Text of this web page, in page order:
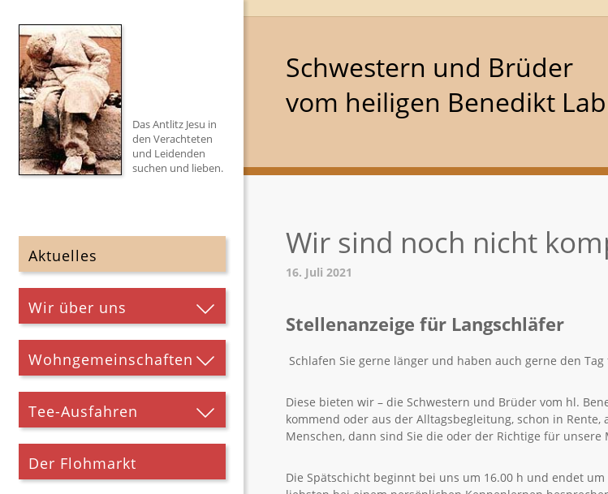
Das Antlitz Jesu in
den Verachteten
und Leidenden
suchen und lieben.
Aktuelles
Wir über uns
Wohngemeinschaften
Tee-Ausfahren
Der Flohmarkt
Schwestern und Brüder
vom heiligen Benedikt
Wir sind noch nicht
16. Juli 2021
Stellenanzeige für Langschläfer
Schlafen Sie gerne länger und haben auch gerne den
Diese bieten wir – die Schwestern und Brüder vom hl.
kommend oder aus der Alltagsbegleitung, schon in
Menschen, dann sind Sie die oder der Richtige für
Die Spätschicht beginnt bei uns um 16.00 h und endet